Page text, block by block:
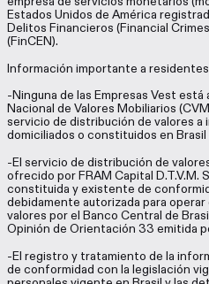
Estados Unidos de América
Delitos Financieros (Financial
(FinCEN).
Información importante a residentes
-Ninguna de las Empresas Vest está
Nacional de Valores Mobiliarios
servicio de distribución de valores
domiciliados o constituidos en
-El servicio de distribución de
ofrecido por FRAM Capital D.T.V.M.
constituida y existente de
debidamente autorizada para
valores por el Banco Central de
Opinión de Orientación 33 emitida
-El registro y tratamiento de la
de conformidad con la legislación